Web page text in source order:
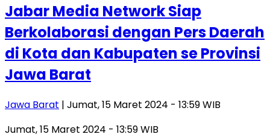
Jabar Media Network Siap
Berkolaborasi dengan Pers Daerah
di Kota dan Kabupaten se Provinsi
Jawa Barat
Jawa Barat | Jumat, 15 Maret 2024 - 13:59 WIB
Jumat, 15 Maret 2024 - 13:59 WIB